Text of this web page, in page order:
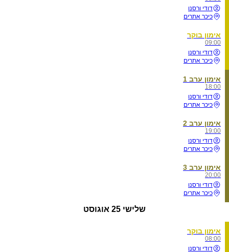
דודי ורסנו
כיכר אתרים
אימון בוקר
09:00
דודי ורסנו
כיכר אתרים
אימון ערב 1
18:00
דודי ורסנו
כיכר אתרים
אימון ערב 2
19:00
דודי ורסנו
כיכר אתרים
אימון ערב 3
20:00
דודי ורסנו
כיכר אתרים
שלישי 25 אוגוסט
אימון בוקר
08:00
דודי ורסנו